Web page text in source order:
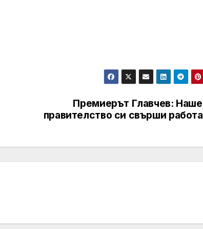
Премиерът Главчев:
правителство си свърши